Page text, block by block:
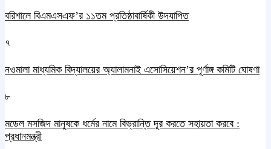
বরিশালে বিএমএসএফ’র ১১তম প্রতিষ্ঠাবার্ষিকী উদযাপিত
৭
নওমালা মাধ্যমিক বিদ্যালয়ের অ্যালামনাই এসোসিয়েশন’র পূর্ণাঙ্গ কমিটি ঘোষণা
৮
মডেল মসজিদ মানুষকে ধর্মের নামে বিভ্রান্তি দূর করতে সহায়তা করবে :
প্রধানমন্ত্রী